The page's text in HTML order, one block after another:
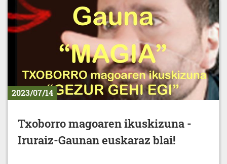
2023/07/14
Txoborro magoaren ikuskizuna -
Iruraiz-Gaunan euskaraz blai!